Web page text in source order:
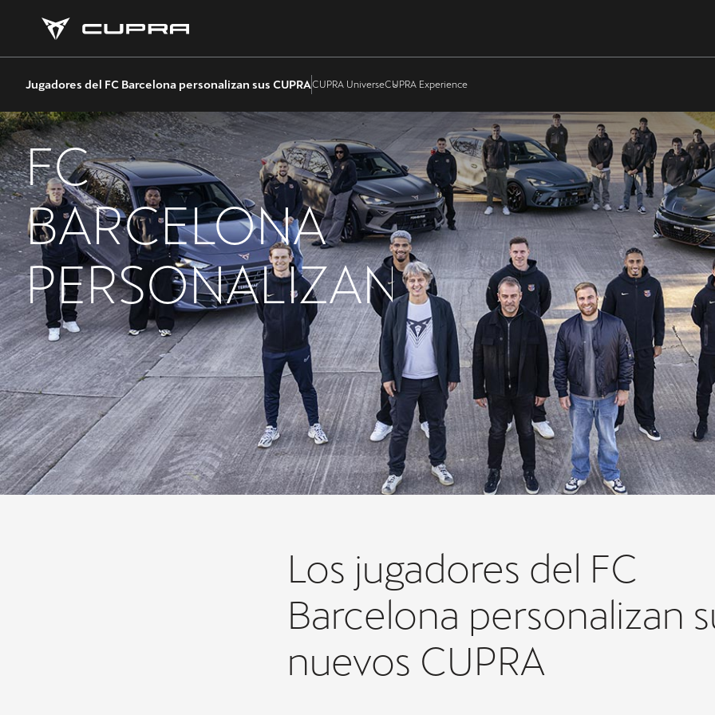
Jugadores del FC Barcelona personalizan sus CUPRACUPRA UniverseCUPRA Experience
FC
BARCELONA
PERSONALIZAN
SUS NUEVOS
CUPRA
Los jugadores del FC
Barcelona personalizan
nuevos CUPRA